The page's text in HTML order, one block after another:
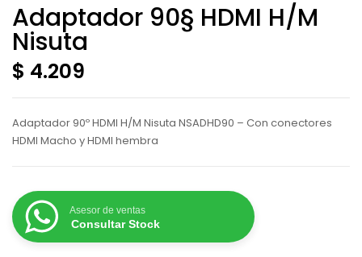
Adaptador 90§ HDMI H/M
Nisuta
$ 4.209
Adaptador 90º HDMI H/M Nisuta NSADHD90 – Con conectores
HDMI Macho y HDMI hembra
Asesor de ventas
Consultar Stock